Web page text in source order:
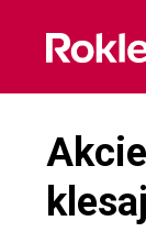
content